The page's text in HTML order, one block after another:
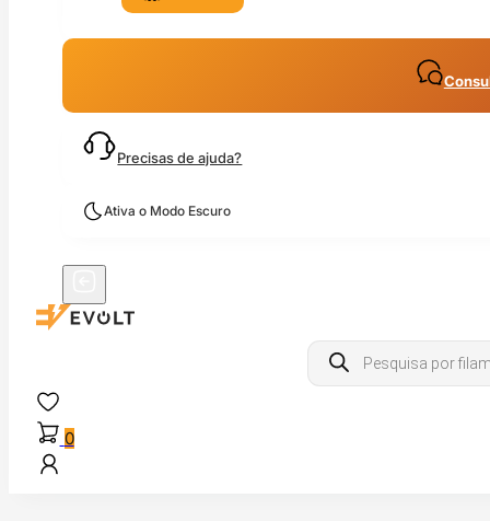
Precisas de ajuda?
Ativa o Modo Escuro
Products
search
0